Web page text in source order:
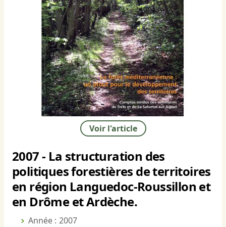
Voir l'article
2007 - La structuration des
politiques forestières de territoires
en région Languedoc-Roussillon et
en Drôme et Ardèche.
Année : 2007